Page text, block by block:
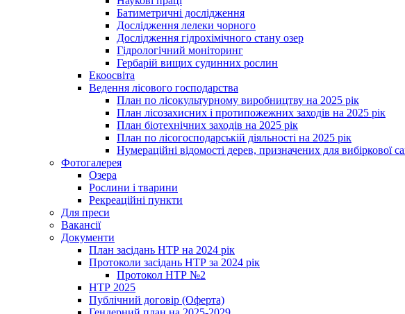
Батиметричні дослідження
Дослідження лелеки чорного
Дослідження гідрохімічного стану озер
Гідрологічний моніторинг
Гербарій вищих судинних рослин
Екоосвіта
Ведення лісового господарства
План по лісокультурному виробництву на 2025 рік
План лісозахисних і протипожежних заходів на 2025 рік
План біотехнічних заходів на 2025 рік
План по лісогосподарській діяльності на 2025 рік
Нумераційні відомості дерев, призначених для вибіркової
Фотогалерея
Озера
Рослини і тварини
Рекреаційні пункти
Для преси
Вакансії
Документи
План засідань НТР на 2024 рік
Протоколи засідань НТР за 2024 рік
Протокол НТР №2
НТР 2025
Публічний договір (Оферта)